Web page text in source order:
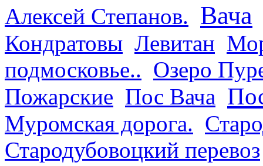
Алексей Степанов. Вача
Кондратовы Левитан
подмосковье.. Озеро
Пожарские Пос Вача
Муромская дорога.
Стародубовоцкий перевоз